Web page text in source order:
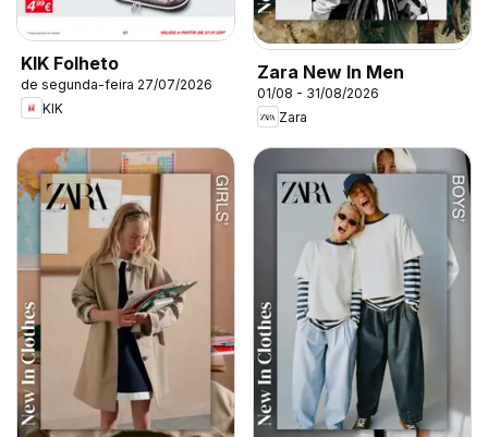
KIK Folheto
de segunda-feira 27/07/2026
KIK
Zara New In Men
01/08 - 31/08/2026
Zara